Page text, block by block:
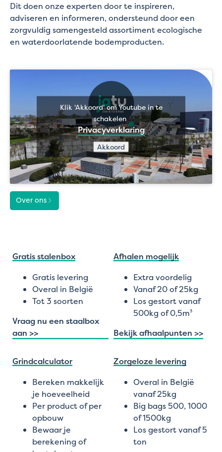
Dit doen onze experten door te inspireren,
adviseren en informeren, ondersteund door een
zorgvuldig samengesteld assortiment ecologische
en waterdoorlatende bodemproducten.
Klik 'Akkoord' om Youtube in te
schakelen
Privacyverklaring
Akkoord
Over ons
Gratis stalenbox
Gratis levering
Overal in België
Tot 3 soorten
Vraag nu een staalbox
aan >>
Afhalen mogelijk
Extra voordelig
Vanaf 20 of 25kg
Los gestort vanaf
500kg of 0,5m³
Bekijk afhaalpunten >>
Grindcalculator
Bereken makkelijk
je hoeveelheid
Per product of per
opbouw
Bewaar je
berekening of
Zorgeloze levering
Overal in België
vanaf 25kg
Big bags 500, 1000
of 1500kg
Los gestort vanaf 5
ton